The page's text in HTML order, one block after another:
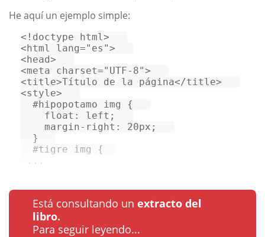
He aquí un ejemplo simple:
<!doctype html>
<html lang="es">
<head>
<meta charset="UTF-8">
<title>Título de la página</title>
<style>
#hipopotamo
img
{
float : left;
margin-right : 20px ;
}
#tigre
img
{
...
Está consultando un extracto del
libro.
Para seguir leyendo...